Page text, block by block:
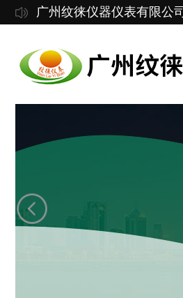
广州纹徕仪器仪表有限公司